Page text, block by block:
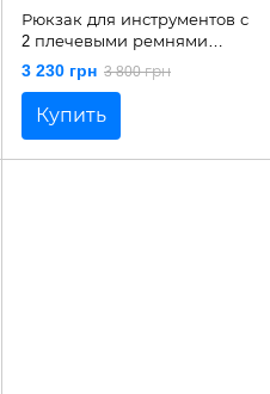
Рюкзак для инструментов с
2 плечевыми ремнями
(385x200x485 мм)
водостойкий Yato YT-74285
3 230 грн 3 800 грн
Купить